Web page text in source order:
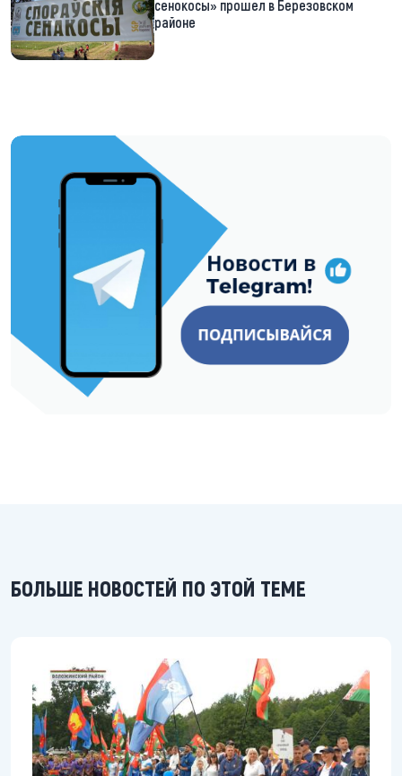
сенокосы» прошел в Березовском
районе
https://t.me/minskctvby
БОЛЬШЕ НОВОСТЕЙ ПО ЭТОЙ ТЕМЕ